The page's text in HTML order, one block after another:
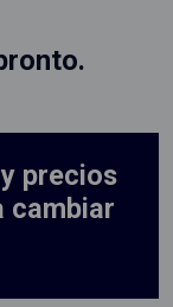
precios
cambiar